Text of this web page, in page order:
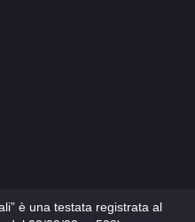
è una testata registrata al